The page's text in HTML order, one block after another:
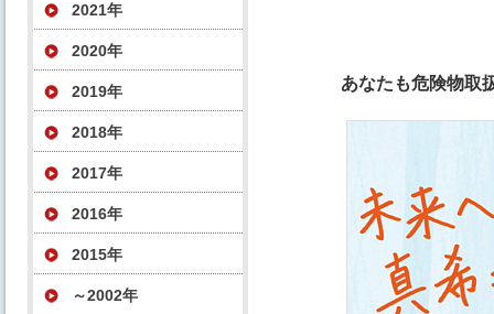
2021年
2020年
2019年
2018年
2017年
2016年
2015年
～2002年
あなたも危険物取